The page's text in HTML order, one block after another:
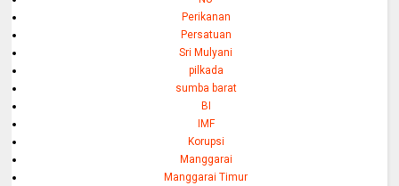
Perikanan
Persatuan
Sri Mulyani
pilkada
sumba barat
BI
IMF
Korupsi
Manggarai
Manggarai Timur